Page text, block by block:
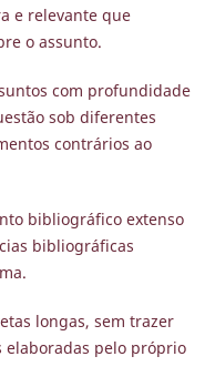
e relevante que
o assunto.
com profundidade
sob diferentes
contrários ao
bibliográfico extenso
bibliográficas
longas, sem trazer
elaboradas pelo próprio